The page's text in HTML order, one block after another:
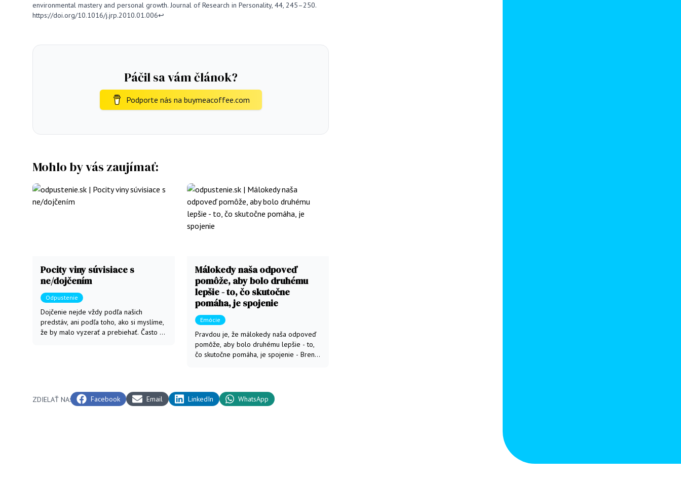
environmental mastery and personal growth. Journal of Research in Personality, 44, 245–250.
https://doi.org/10.1016/j.jrp.2010.01.006↩
Páčil sa vám článok?
Podporte nás na buymeacoffee.com
Mohlo by vás zaujímať:
Pocity viny súvisiace s
ne/dojčením
Odpustenie
Dojčenie nejde vždy podľa našich
predstáv, ani podľa toho, ako si myslíme,
že by malo vyzerať a prebiehať. Často je
Málokedy naša odpoveď
pomôže, aby bolo druhému
lepšie - to, čo skutočne
pomáha, je spojenie
Emócie
Pravdou je, že málokedy naša odpoveď
pomôže, aby bolo druhému lepšie - to,
čo skutočne pomáha, je spojenie - Brené
ZDIELAŤ NA: Facebook Email LinkedIn WhatsApp